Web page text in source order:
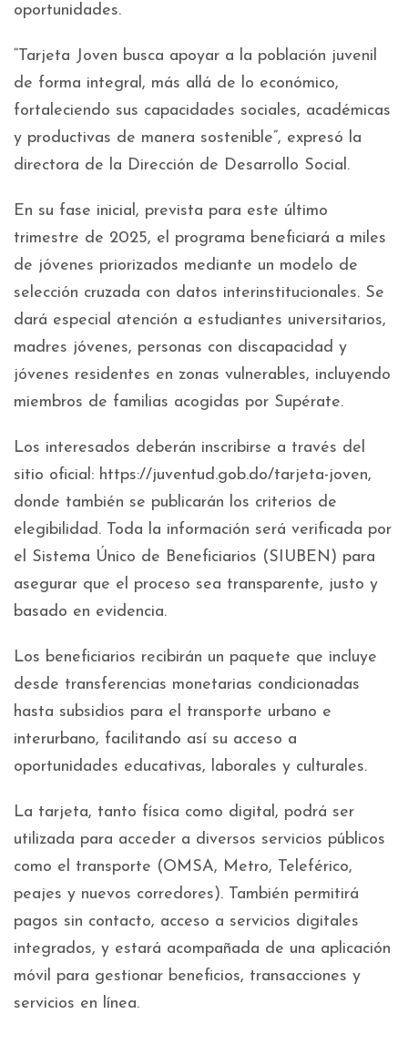
oportunidades.
“Tarjeta Joven busca apoyar a la población juvenil
de forma integral, más allá de lo económico,
fortaleciendo sus capacidades sociales, académicas
y productivas de manera sostenible”, expresó la
directora de la Dirección de Desarrollo Social.
En su fase inicial, prevista para este último
trimestre de 2025, el programa beneficiará a miles
de jóvenes priorizados mediante un modelo de
selección cruzada con datos interinstitucionales. Se
dará especial atención a estudiantes universitarios,
madres jóvenes, personas con discapacidad y
jóvenes residentes en zonas vulnerables, incluyendo
miembros de familias acogidas por Supérate.
Los interesados deberán inscribirse a través del
sitio oficial: https://juventud.gob.do/tarjeta-joven,
donde también se publicarán los criterios de
elegibilidad. Toda la información será verificada por
el Sistema Único de Beneficiarios (SIUBEN) para
asegurar que el proceso sea transparente, justo y
basado en evidencia.
Los beneficiarios recibirán un paquete que incluye
desde transferencias monetarias condicionadas
hasta subsidios para el transporte urbano e
interurbano, facilitando así su acceso a
oportunidades educativas, laborales y culturales.
La tarjeta, tanto física como digital, podrá ser
utilizada para acceder a diversos servicios públicos
como el transporte (OMSA, Metro, Teleférico,
peajes y nuevos corredores). También permitirá
pagos sin contacto, acceso a servicios digitales
integrados, y estará acompañada de una aplicación
móvil para gestionar beneficios, transacciones y
servicios en línea.